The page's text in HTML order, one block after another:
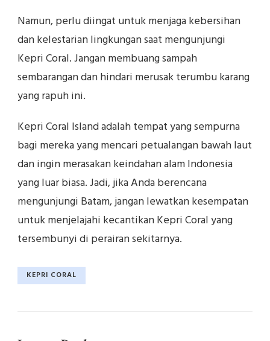
Namun, perlu diingat untuk menjaga kebersihan
dan kelestarian lingkungan saat mengunjungi
Kepri Coral. Jangan membuang sampah
sembarangan dan hindari merusak terumbu karang
yang rapuh ini.
Kepri Coral Island adalah tempat yang sempurna
bagi mereka yang mencari petualangan bawah laut
dan ingin merasakan keindahan alam Indonesia
yang luar biasa. Jadi, jika Anda berencana
mengunjungi Batam, jangan lewatkan kesempatan
untuk menjelajahi kecantikan Kepri Coral yang
tersembunyi di perairan sekitarnya.
KEPRI CORAL